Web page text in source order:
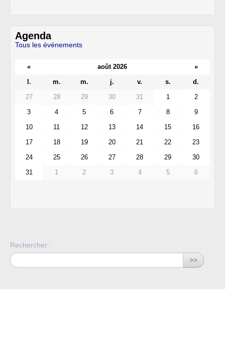
Agenda
Tous les événements
« août 2026
»
l.
m. m. j. v. s.
d.
27
28 29 30 31 1
2
3
4 5 6 7 8
9
10
11 12 13 14 15
16
17
18 19 20 21 22
23
24
25 26 27 28 29
30
31
1 2 3 4 5 6
Rechercher :
>>